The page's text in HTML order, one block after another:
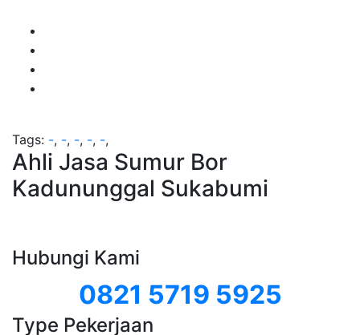
Tags: -, -, -, -, -,
Ahli Jasa Sumur Bor
Kadununggal Sukabumi
Hubungi Kami
0821 5719 5925
Type Pekerjaan